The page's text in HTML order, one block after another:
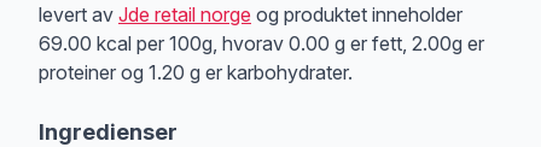
levert av Jde retail norge og produktet inneholder
69.00 kcal per 100g, hvorav 0.00 g er fett, 2.00g er
proteiner og 1.20 g er karbohydrater.
Ingredienser